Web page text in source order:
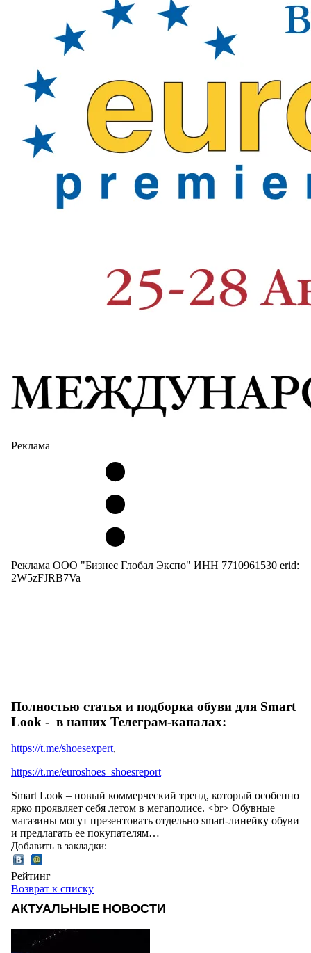
Реклама
Реклама ООО "Бизнес Глобал Экспо" ИНН 7710961530 erid:
2W5zFJRB7Va
Полностью статья и подборка обуви для Smart
Look - в наших Телеграм-каналах:
https://t.me/shoesexpert,
https://t.me/euroshoes_shoesreport
Smart Look – новый коммерческий тренд, который особенно
ярко проявляет себя летом в мегаполисе. <br> Обувные
магазины могут презентовать отдельно smart-линейку обуви
и предлагать ее покупателям…
Добавить в закладки:
Рейтинг
Возврат к списку
АКТУАЛЬНЫЕ НОВОСТИ